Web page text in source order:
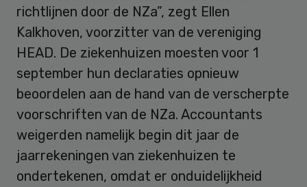
richtlijnen door de NZa”, zegt Ellen
Kalkhoven, voorzitter van de vereniging
HEAD. De ziekenhuizen moesten voor 1
september hun declaraties opnieuw
beoordelen aan de hand van de verscherpte
voorschriften van de NZa. Accountants
weigerden namelijk begin dit jaar de
jaarrekeningen van ziekenhuizen te
ondertekenen, omdat er onduidelijkheid